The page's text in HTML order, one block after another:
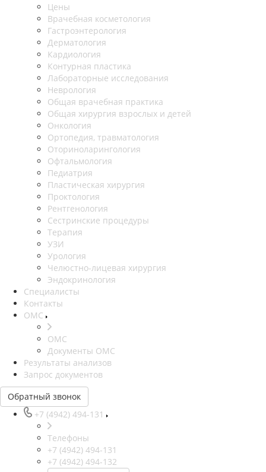
Цены
Врачебная косметология
Гастроэнтерология
Дерматология
Кардиология
Контурная пластика
Лабораторные исследования
Неврология
Общая врачебная практика
Общая хирургия взрослых и детей
Онкология
Ортопедия, травматология
Оториноларингология
Офтальмология
Педиатрия
Пластическая хирургия
Проктология
Рентгенология
Сестринские процедуры
Терапия
УЗИ
Урология
Челюстно-лицевая хирургия
Эндокринология
Специалисты
Контакты
ОМС
ОМС
Документы ОМС
Результаты анализов
Запрос документов
Обратный звонок
+7 (4942) 494-131
Телефоны
+7 (4942) 494-131
+7 (4942) 494-132